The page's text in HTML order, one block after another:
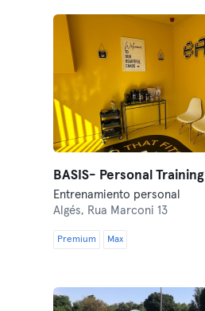
BASIS- Personal Training
Entrenamiento personal
Algés, Rua Marconi 13
Premium Max